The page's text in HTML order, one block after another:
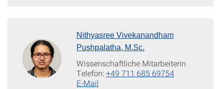
Nithyasree Vivekanandham
Pushpalatha, M.Sc.
Wissenschaftliche Mitarbeiterin
Telefon:+49 711 685 69754
E-Mail